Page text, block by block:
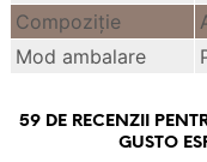
Compoziție
Mod ambalare
59 DE RECENZII
GUSTO